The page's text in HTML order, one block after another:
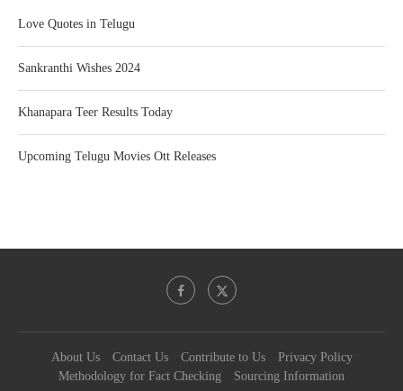
Love Quotes in Telugu
Sankranthi Wishes 2024
Khanapara Teer Results Today
Upcoming Telugu Movies Ott Releases
About Us Contact Us Contribute to Us
Privacy Policy
Methodology for Fact Checking
Sourcing Information